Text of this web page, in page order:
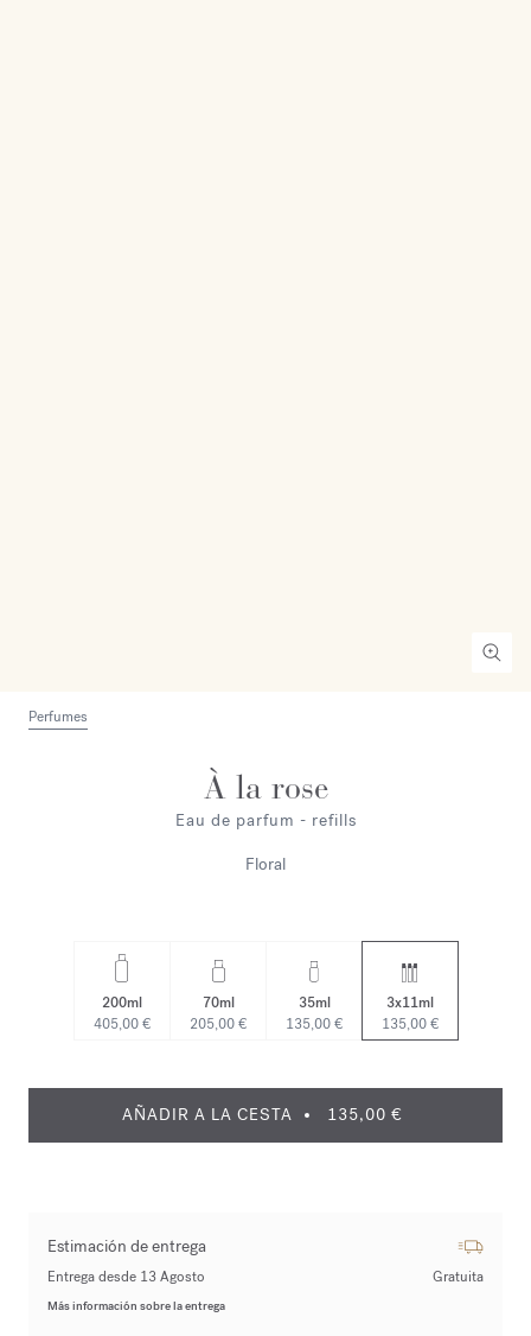
Perfumes
À la rose
Eau de parfum - refills
Floral
200ml
405,00 €
70ml
205,00 €
35ml
135,00 €
3x11ml
135,00 €
AÑADIR A LA CESTA 135,00 €
Estimación de entrega
Entrega desde 13 Agosto Gratuita
Más información sobre la entrega